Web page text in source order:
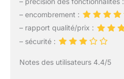
– encombrement :
– rapport qualité/prix :
– sécurité :
Notes des utilisateurs 4.4/5